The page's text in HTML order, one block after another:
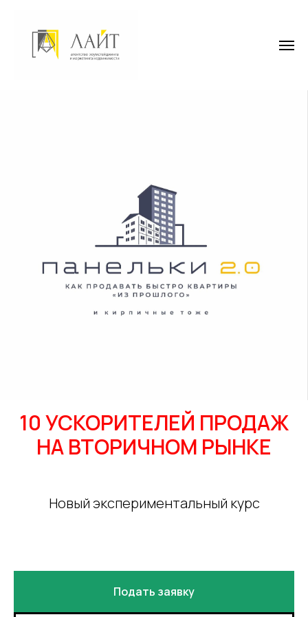
10 УСКОРИТЕЛЕЙ ПРОДАЖ
НА ВТОРИЧНОМ РЫНКЕ
Новый экспериментальный курс
Подать заявку